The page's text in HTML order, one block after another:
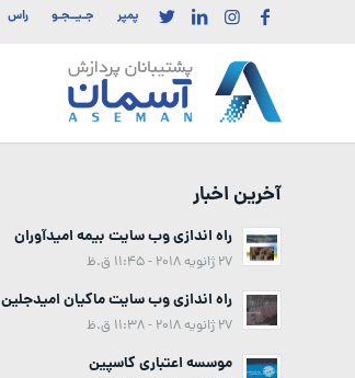
پمپر جـیــجـو راس
آخرین اخبار
راه اندازی وب سایت بیمه امیدآوران
27 ژانویه 2018 - 11:45 ق.ظ
راه اندازی وب سایت ماکیان امیدجلین
27 ژانویه 2018 - 11:38 ق.ظ
موسسه اعتباری کاسپین